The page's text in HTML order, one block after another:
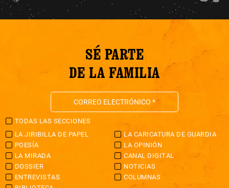
SÉ PARTE
DE LA FAMILIA
TODAS LAS SECCIONES
LA JIRIBILLA DE PAPEL
LA CARICATURA DE GUARDIA
POESÍA
LA OPINIÓN
LA MIRADA
CANAL DIGITAL
DOSSIER
NOTICIAS
ENTREVISTAS
COLUMNAS